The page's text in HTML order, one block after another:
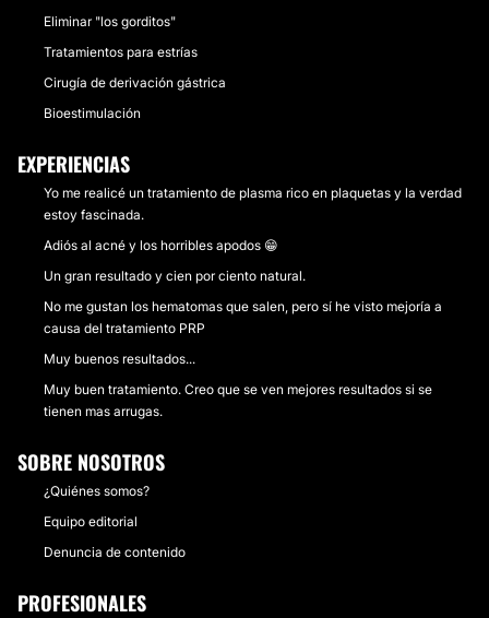
Eliminar "los gorditos"
Tratamientos para estrías
Cirugía de derivación gástrica
Bioestimulación
EXPERIENCIAS
Yo me realicé un tratamiento de plasma rico en plaquetas y la verdad
estoy fascinada.
Adiós al acné y los horribles apodos 😁
Un gran resultado y cien por ciento natural.
No me gustan los hematomas que salen, pero sí he visto mejoría a
causa del tratamiento PRP
Muy buenos resultados...
Muy buen tratamiento. Creo que se ven mejores resultados si se
tienen mas arrugas.
SOBRE NOSOTROS
¿Quiénes somos?
Equipo editorial
Denuncia de contenido
PROFESIONALES